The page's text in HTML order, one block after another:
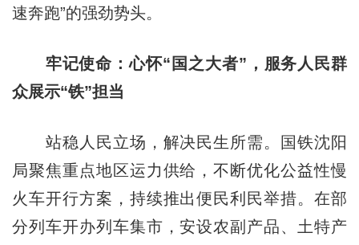
速奔跑”的强劲势头。
牢记使命：心怀“国之大者”，服务人民群
众展示“铁”担当
站稳人民立场，解决民生所需。国铁沈阳
局聚焦重点地区运力供给，不断优化公益性慢
火车开行方案，持续推出便民利民举措。在部
分列车开办列车集市，安设农副产品、土特产